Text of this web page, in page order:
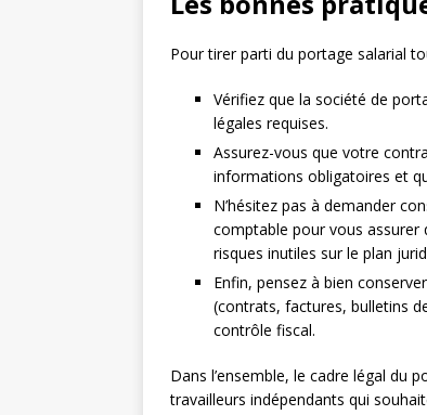
Pour tirer parti du portage salarial
Vérifiez que la société de
légales requises.
Assurez-vous que votre
informations obligatoires et
N’hésitez pas à demander
comptable pour vous assurer
risques inutiles sur le plan
Enfin, pensez à bien
(contrats, factures, bulletins
contrôle fiscal.
Dans l’ensemble, le cadre légal du
travailleurs indépendants qui